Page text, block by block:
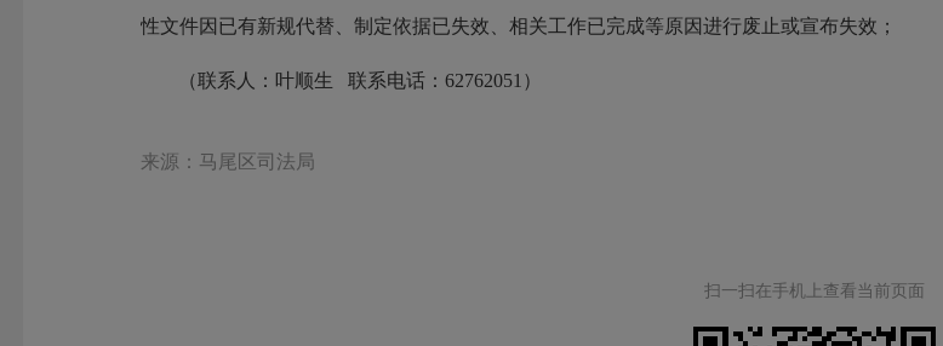
性文件因已有新规代替、制定依据已失效、相关工作已完成等原因进行废止或宣布失效；
（联系人：叶顺生 联系电话：62762051）
来源：马尾区司法局
扫一扫在手机上查看当前页面